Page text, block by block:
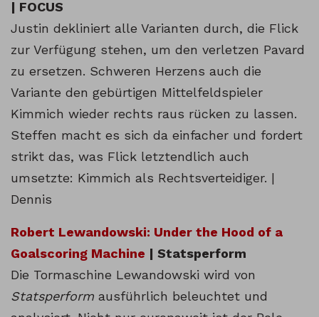
| FOCUS
Justin dekliniert alle Varianten durch, die Flick
zur Verfügung stehen, um den verletzen Pavard
zu ersetzen. Schweren Herzens auch die
Variante den gebürtigen Mittelfeldspieler
Kimmich wieder rechts raus rücken zu lassen.
Steffen macht es sich da einfacher und fordert
strikt das, was Flick letztendlich auch
umsetzte: Kimmich als Rechtsverteidiger. |
Dennis
Robert Lewandowski: Under the Hood of a
Goalscoring Machine | Statsperform
Die Tormaschine Lewandowski wird von
Statsperform ausführlich beleuchtet und